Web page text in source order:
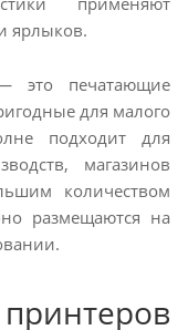
ярлыков.
это печатающие
для малого
подходит для
магазинов
количеством
размещаются на